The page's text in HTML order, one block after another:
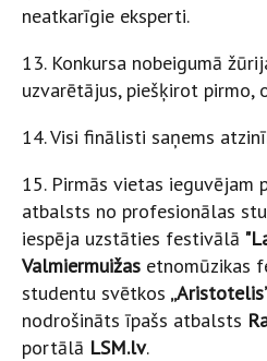
neatkarīgie eksperti.
13. Konkursa nobeigumā
uzvarētājus, piešķirot pirmo,
14. Visi finālisti saņems
15. Pirmās vietas ieguvējam
atbalsts no profesionālas
iespēja uzstāties festivālā
Valmiermuižas etnomūzikas
studentu svētkos
nodrošināts īpašs atbalsts
portālā LSM.lv.